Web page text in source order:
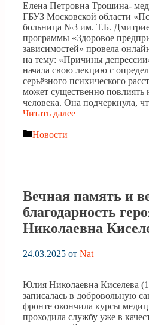
Елена Петровна Трошина-
ГБУЗ Московской области
больница №3 им. Т.Б.
программы «Здоровое
зависимостей» провела
на тему: «Причины
начала свою лекцию с
серьёзного психического
может существенно повлиять
человека. Она подчеркнула,
Читать далее
Рубрики
Новости
Вечная память и
благодарность
Николаевна
24.03.2025 от Nat
Юлия Николаевна Киселева
записалась в добровольную
фронте окончила курсы
проходила службу уже в